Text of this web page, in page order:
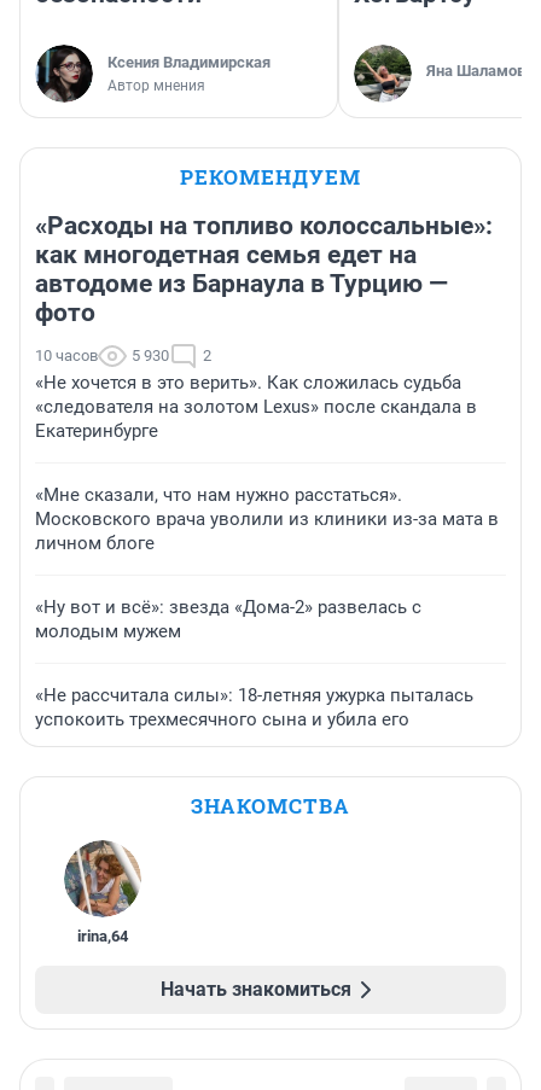
Ксения Владимирская
Автор мнения
Яна Шаламова
РЕКОМЕНДУЕМ
«Расходы на топливо колоссальные»:
как многодетная семья едет на
автодоме из Барнаула в Турцию —
фото
10 часов 5 930 2
«Не хочется в это верить». Как сложилась судьба
«следователя на золотом Lexus» после скандала в
Екатеринбурге
«Мне сказали, что нам нужно расстаться».
Московского врача уволили из клиники из-за мата в
личном блоге
«Ну вот и всё»: звезда «Дома-2» развелась с
молодым мужем
«Не рассчитала силы»: 18-летняя ужурка пыталась
успокоить трехмесячного сына и убила его
ЗНАКОМСТВА
irina,64
Начать знакомиться